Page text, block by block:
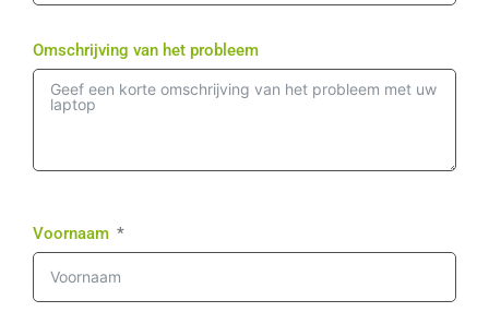
Omschrijving van het probleem
Voornaam